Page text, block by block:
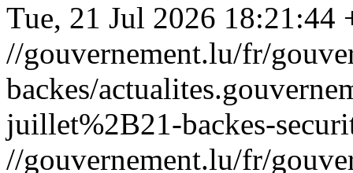
Tue, 21 Jul 2026 18:21:44
//gouvernement.lu/fr/
backes/
juillet%2B21-backes-
//gouvernement.lu/fr/